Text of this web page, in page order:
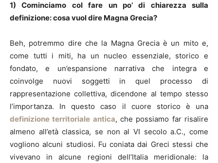
1) Cominciamo col fare un po’ di chiarezza sulla
definizione: cosa vuol dire Magna Grecia?
Beh, potremmo dire che la Magna Grecia è un mito e,
come tutti i miti, ha un nucleo essenziale, storico e
fondato, e un’espansione narrativa che integra e
coinvolge nuovi soggetti in quel processo di
rappresentazione collettiva, dicendone al tempo stesso
l’importanza. In questo caso il cuore storico è una
definizione territoriale antica, che possiamo far risalire
almeno all’età classica, se non al VI secolo a.C., come
vogliono alcuni studiosi. Fu coniata dai Greci stessi che
vivevano in alcune regioni dell’Italia meridionale: la